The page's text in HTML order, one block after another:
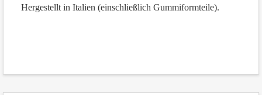
Hergestellt in Italien (einschließlich Gummiformteile).